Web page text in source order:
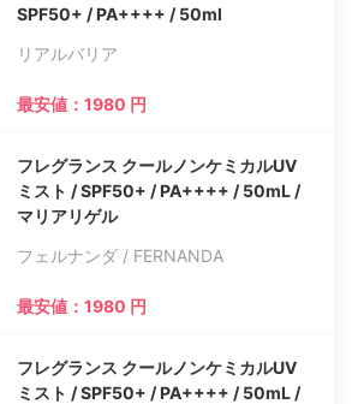
SPF50+ / PA++++ / 50ml
リアルバリア
最安値：1980 円
フレグランス クールノンケミカルUV
ミスト / SPF50+ / PA++++ / 50mL /
マリアリゲル
フェルナンダ / FERNANDA
最安値：1980 円
フレグランス クールノンケミカルUV
ミスト / SPF50+ / PA++++ / 50mL /